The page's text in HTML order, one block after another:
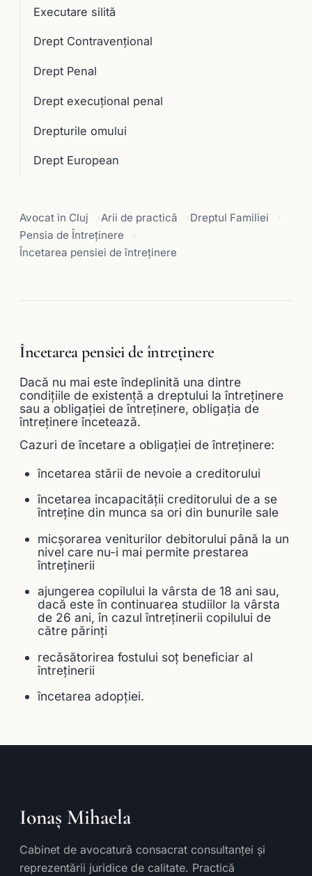
Executare silită
Drept Contravențional
Drept Penal
Drept execuţional penal
Drepturile omului
Drept European
Avocat in Cluj Arii de practică
Dreptul Familiei
Pensia de Întreținere
Încetarea pensiei de întreținere
Încetarea pensiei de întreținere
Dacă nu mai este îndeplinită una dintre
condiţiile de existenţă a dreptului la întreţinere
sau a obligaţiei de întreţinere, obligaţia de
întreţinere încetează.
Cazuri de încetare a obligaţiei de întreţinere:
încetarea stării de nevoie a creditorului
încetarea incapacităţii creditorului de a se
întreţine din munca sa ori din bunurile sale
micşorarea veniturilor debitorului până la un
nivel care nu-i mai permite prestarea
întreţinerii
ajungerea copilului la vârsta de 18 ani sau,
dacă este în continuarea studiilor la vârsta
de 26 ani, în cazul întreţinerii copilului de
către părinţi
recăsătorirea fostului soţ beneficiar al
întreţinerii
încetarea adopţiei.
Ionaș Mihaela
Cabinet de avocatură consacrat consultanței și
reprezentării juridice de calitate. Practică